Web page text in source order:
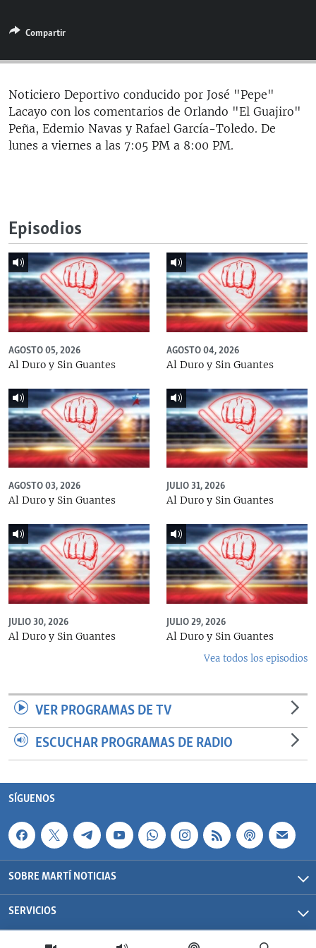
ESPECIALES
ESPECIALES
LA REALIDAD DE LA VIVIENDA EN CUBA
SER VIEJO EN CUBA
KENTU-CUBANO
MULTIMEDIA
EDITORIALES
SÍGUENOS
Compartir
Noticiero Deportivo conducido por José "Pepe"
Lacayo con los comentarios de Orlando "El Guajiro"
Peña, Edemio Navas y Rafael García-Toledo. De
lunes a viernes a las 7:05 PM a 8:00 PM.
Episodios
AGOSTO 05, 2026
Al Duro y Sin Guantes
AGOSTO 04, 2026
Al Duro y Sin Guantes
AGOSTO 03, 2026
Al Duro y Sin Guantes
JULIO 31, 2026
Al Duro y Sin Guantes
JULIO 30, 2026
Al Duro y Sin Guantes
JULIO 29, 2026
Al Duro y Sin Guantes
Vea todos los episodios
VER PROGRAMAS DE TV
ESCUCHAR PROGRAMAS DE RADIO
SÍGUENOS
SOBRE MARTÍ NOTICIAS
SERVICIOS